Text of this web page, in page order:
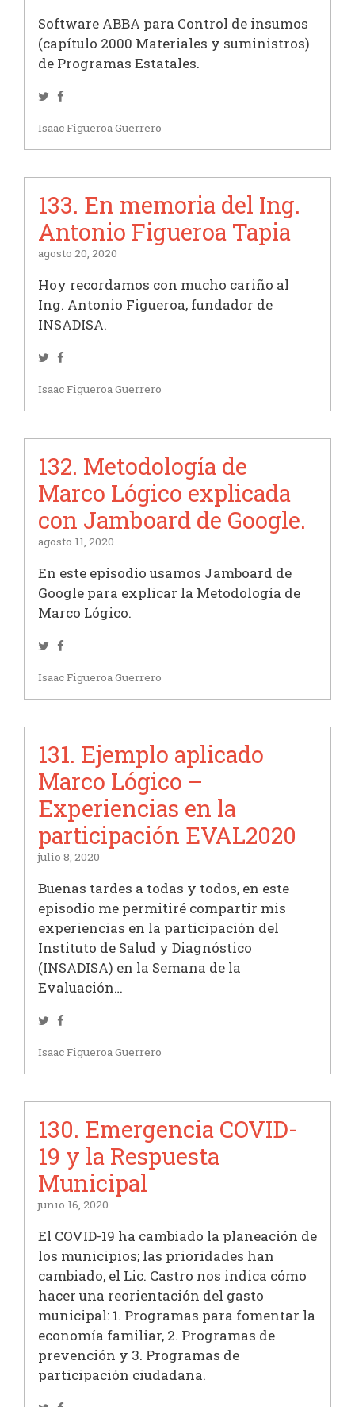
Software ABBA para Control de insumos
(capítulo 2000 Materiales y suministros)
de Programas Estatales.
Twitter
Isaac Figueroa Guerrero
133. En memoria del Ing.
Antonio Figueroa Tapia
agosto 20, 2020
Hoy recordamos con mucho cariño al
Ing. Antonio Figueroa, fundador de
INSADISA.
Twitter
Isaac Figueroa Guerrero
132. Metodología de
Marco Lógico explicada
con Jamboard de Google.
agosto 11, 2020
En este episodio usamos Jamboard de
Google para explicar la Metodología de
Marco Lógico.
Twitter
Isaac Figueroa Guerrero
131. Ejemplo aplicado
Marco Lógico –
Experiencias en la
participación EVAL2020
julio 8, 2020
Buenas tardes a todas y todos, en este
episodio me permitiré compartir mis
experiencias en la participación del
Instituto de Salud y Diagnóstico
(INSADISA) en la Semana de la
Evaluación…
Twitter
Isaac Figueroa Guerrero
130. Emergencia COVID-
19 y la Respuesta
Municipal
junio 16, 2020
El COVID-19 ha cambiado la planeación de
los municipios; las prioridades han
cambiado, el Lic. Castro nos indica cómo
hacer una reorientación del gasto
municipal: 1. Programas para fomentar la
economía familiar, 2. Programas de
prevención y 3. Programas de
participación ciudadana.